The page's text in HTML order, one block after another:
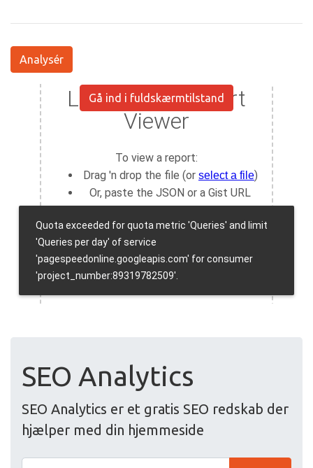
Analysér
Gå ind i fuldskærmtilstand
SEO Analytics
SEO Analytics er et gratis SEO redskab der
hjælper med din hjemmeside